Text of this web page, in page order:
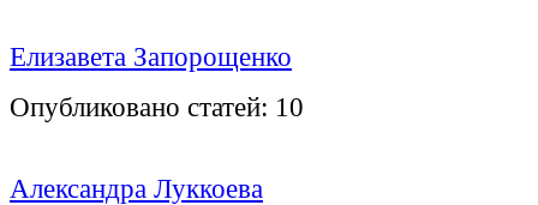
Елизавета Запорощенко
Опубликовано статей: 10
Александра Луккоева